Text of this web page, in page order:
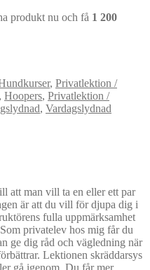
produkt nu och få 1 200
, Privatlektion /
, Hoopers, Privatlektion /
, Vardagslydnad
att man vill ta en eller ett par
är att du vill för djupa dig i
fulla uppmärksamhet
privatelev hos mig får du
ge dig råd och vägledning när
Lektionen skräddarsys
gå igenom. Du får mer